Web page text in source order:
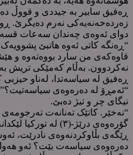
ڕەفیق سابیر بە جیددی و قووڵ
زەردەخەنەیەکی نەرم دەیگرێ.
دوای ئەوەی چەندان سەعات
“ڕەنگە کاتی ئەوە هاتبێ پشوویەک
قاوەکەی من سارد بووەتەوە و
نەکردوون. بەڵام کەمێکی تریش
ڕەفیق لە سیاسەتدا، لەناو
“ئەمڕۆ لە دەرەوەی سیاسەتیت؟”
نیگای چر و تیژ دەبێ.
“نەخێر. کاتێک تەنانەت
گۆرەوەی درێژ-(٣) لە
ڕێگەی بڵاوکردنەوەی نادرێت،
دەرەوەی سیاسەت بێت؟ ئەو